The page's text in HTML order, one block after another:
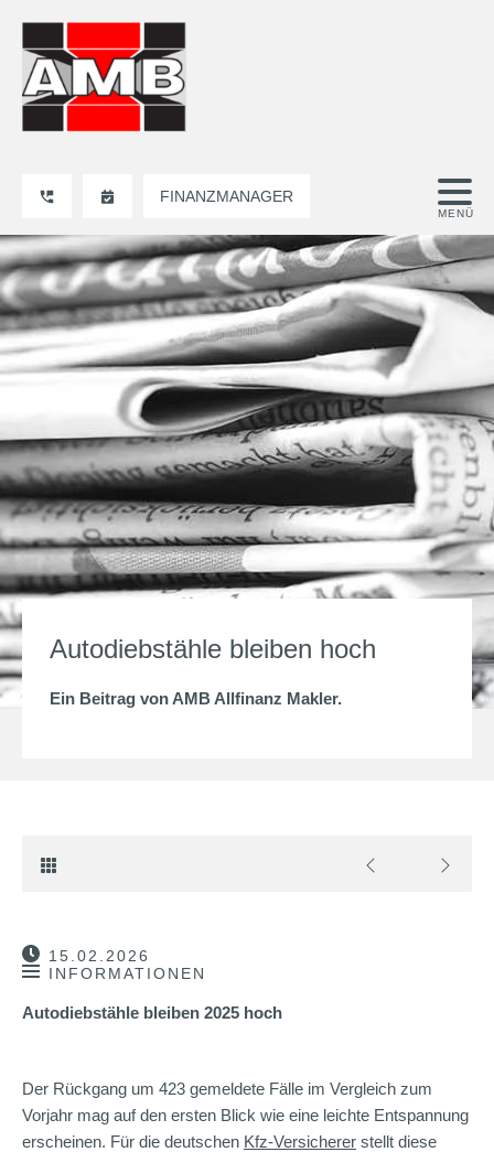
FINANZMANAGER
Autodiebstähle bleiben hoch
Ein Beitrag von AMB Allfinanz Makler.
15.02.2026
INFORMATIONEN
Autodiebstähle bleiben 2025 hoch
Der Rückgang um 423 gemeldete Fälle im Vergleich zum
Vorjahr mag auf den ersten Blick wie eine leichte Entspannung
erscheinen. Für die deutschen Kfz-Versicherer stellt diese